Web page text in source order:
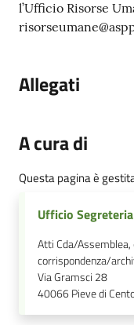
l’Ufficio Risorse
Allegati
A cura di
Questa pagina è
Ufficio
Atti Cda/
corrispondenza/
Via Gramsci 28
40066Pieve di